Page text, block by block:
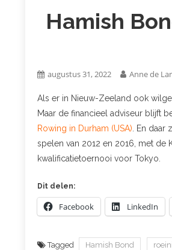
Hamish
augustus 31, 2022 Anne de
Als er in Nieuw-Zeeland ook
Maar de financieel adviseur blijft
Rowing in Durham (USA) . En
spelen van 2012 en 2016, met de
kwalificatietoernooi voor Tokyo.
Dit delen:
Facebook LinkedIn
Tagged Hamish Bond